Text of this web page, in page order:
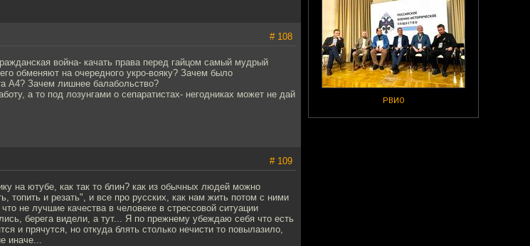
РВИО
# 108
война- качать права перед гайцом самый мудрый
обменяют на очередного укро-вояку? Зачем было
А4? Зачем лишнее балабольство?
а то под лозунгами о сепаратистах- негодниках может не дай
# 109
на ютубе, как так то блин? как из обычных людей можно
топить и резать", и все про русских, как нам жить потом с ними
не лучшие качества в человеке в стрессовой ситуации
берега видели, а тут... Я по прежнему убеждаю себя что есть
и прячутся, но откуда блять столько нечисти то повылазило,
иначе...